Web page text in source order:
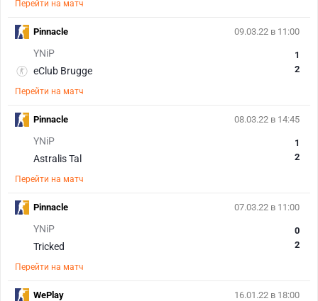
Перейти на матч
09.03.22 в 11:00
YNiP
eClub Brugge
1
2
Перейти на матч
Pinnacle
08.03.22 в 14:45
YNiP
Astralis Tal
1
2
Перейти на матч
Pinnacle
07.03.22 в 11:00
YNiP
Tricked
0
2
Перейти на матч
Pinnacle
16.01.22 в 18:00
WePlay